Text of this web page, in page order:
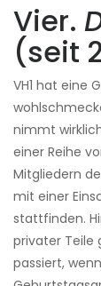
Vier.
(seit
VH1 hat eine
nimmt
einer Reihe
Mitgliedern
mit einer
stattfinden.
privater Teile
passiert,